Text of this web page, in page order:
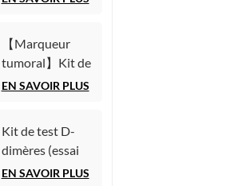
homogène)
(Immunoessai
par
chimiluminescence
【Marqueur
tumoral】Kit de
test de l'antigène
(Immunoessai
par
chimiluminescence
EN SAVOIR PLUS
Kit de test D-
dimères (essai
immunologique
EN SAVOIR PLUS